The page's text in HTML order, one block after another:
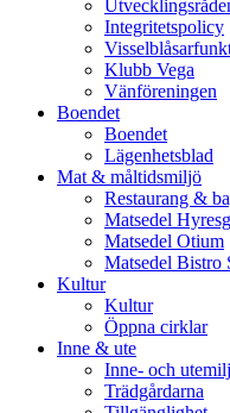
Integritetspolicy
Klubb Vega
Vänföreningen
Boendet
Boendet
Lägenhetsblad
Mat & måltidsmiljö
Restaurang &
Matsedel
Matsedel Otium
Matsedel Bistro
Kultur
Kultur
Öppna cirklar
Inne & ute
Inne- och
Trädgårdarna